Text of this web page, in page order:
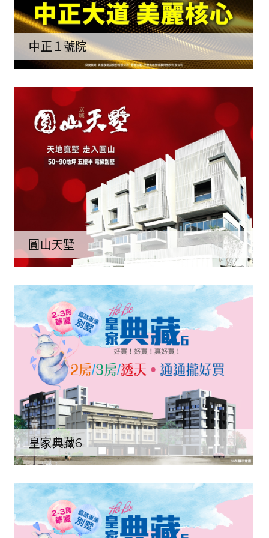
中正１號院
圓山天墅
皇家典藏6